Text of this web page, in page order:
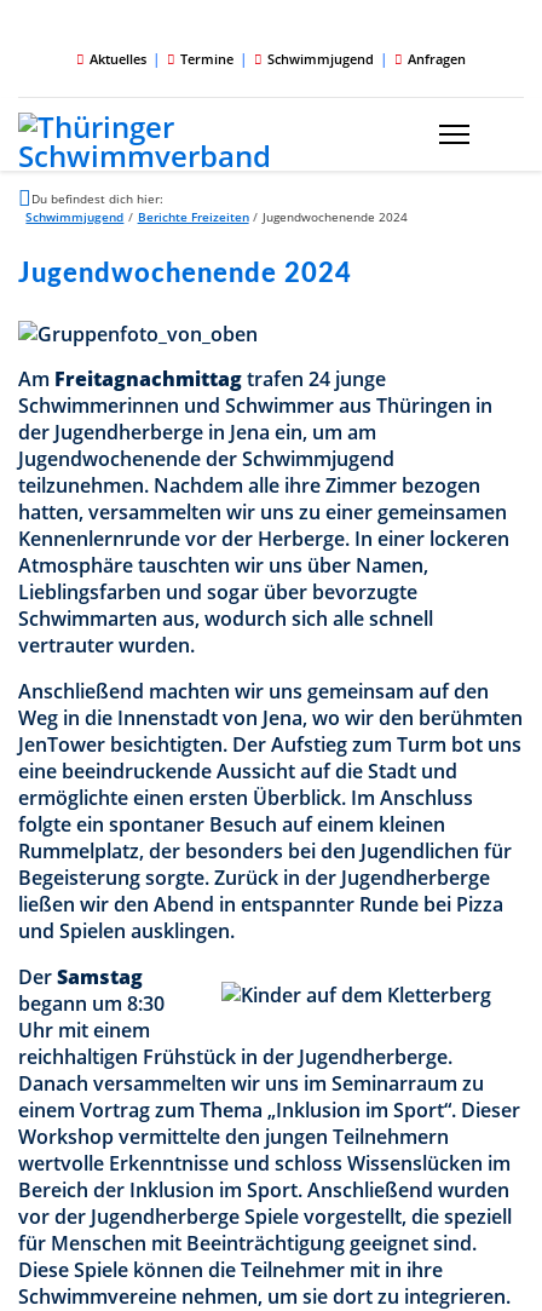
Aktuelles | Termine | Schwimmjugend | Anfragen
Du befindest dich hier:
Schwimmjugend / Berichte Freizeiten / Jugendwochenende 2024
Jugendwochenende 2024
Am Freitagnachmittagtrafen 24 junge
Schwimmerinnen und Schwimmer aus Thüringen in
der Jugendherberge in Jena ein, um am
Jugendwochenende der Schwimmjugend
teilzunehmen. Nachdem alle ihre Zimmer bezogen
hatten, versammelten wir uns zu einer gemeinsamen
Kennenlernrunde vor der Herberge. In einer lockeren
Atmosphäre tauschten wir uns über Namen,
Lieblingsfarben und sogar über bevorzugte
Schwimmarten aus, wodurch sich alle schnell
vertrauter wurden.
Anschließend machten wir uns gemeinsam auf den
Weg in die Innenstadt von Jena, wo wir den berühmten
JenTower besichtigten. Der Aufstieg zum Turm bot uns
eine beeindruckende Aussicht auf die Stadt und
ermöglichte einen ersten Überblick. Im Anschluss
folgte ein spontaner Besuch auf einem kleinen
Rummelplatz, der besonders bei den Jugendlichen für
Begeisterung sorgte. Zurück in der Jugendherberge
ließen wir den Abend in entspannter Runde bei Pizza
und Spielen ausklingen.
DerSamstag
begann um 8:30
Uhr mit einem
reichhaltigen Frühstück in der Jugendherberge.
Danach versammelten wir uns im Seminarraum zu
einem Vortrag zum Thema „Inklusion im Sport“. Dieser
Workshop vermittelte den jungen Teilnehmern
wertvolle Erkenntnisse und schloss Wissenslücken im
Bereich der Inklusion im Sport. Anschließend wurden
vor der Jugendherberge Spiele vorgestellt, die speziell
für Menschen mit Beeinträchtigung geeignet sind.
Diese Spiele können die Teilnehmer mit in ihre
Schwimmvereine nehmen, um sie dort zu integrieren.